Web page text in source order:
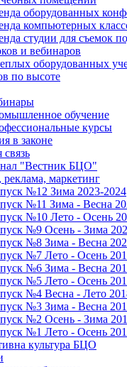
оборудованных
компьютерных
студии для съемок
и вебинаров
оборудованных
по высоте
обучение
курсы
в законе
связь
"Вестник БЦО"
реклама, маркетинг
№12 Зима 2023-2024
№11 Зима - Весна
№10 Лето - Осень
№9 Осень - Зима
№8 Зима - Весна
№7 Лето - Осень
№6 Зима - Весна
№5 Лето - Осень
№4 Весна - Лето
№3 Зима - Весна
№2 Осень - Зима
№1 Лето - Осень
культура БЦО